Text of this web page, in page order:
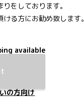
をしております。
る方にお勧め致します。
available
の方向け